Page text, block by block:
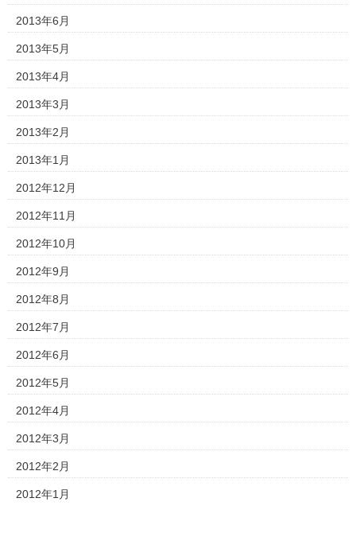
2013年6月
2013年5月
2013年4月
2013年3月
2013年2月
2013年1月
2012年12月
2012年11月
2012年10月
2012年9月
2012年8月
2012年7月
2012年6月
2012年5月
2012年4月
2012年3月
2012年2月
2012年1月